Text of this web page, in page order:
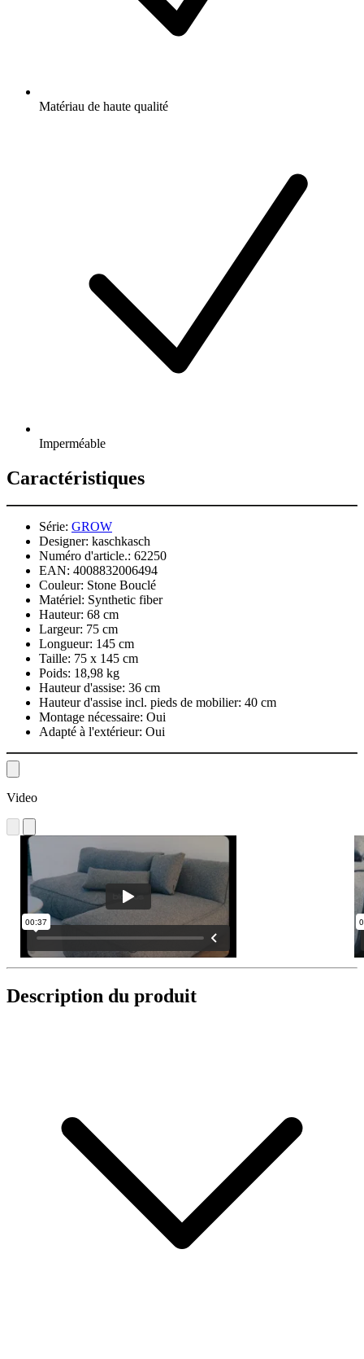
Matériau de haute qualité
Imperméable
Caractéristiques
Série: GROW
Designer: kaschkasch
Numéro d'article.: 62250
EAN: 4008832006494
Couleur: Stone Bouclé
Matériel: Synthetic fiber
Hauteur: 68 cm
Largeur: 75 cm
Longueur: 145 cm
Taille: 75 x 145 cm
Poids: 18,98 kg
Hauteur d'assise: 36 cm
Hauteur d'assise incl. pieds de mobilier: 40 cm
Montage nécessaire: Oui
Adapté à l'extérieur: Oui
Video
Description du produit